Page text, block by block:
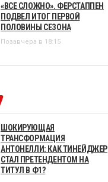
«ВСЕ СЛОЖНО». ФЕРСТАППЕН
ПОДВЕЛ ИТОГ ПЕРВОЙ
ПОЛОВИНЫ СЕЗОНА
Позавчера в 18:15
ШОКИРУЮЩАЯ
ТРАНСФОРМАЦИЯ
АНТОНЕЛЛИ: КАК ТИНЕЙДЖЕР
СТАЛ ПРЕТЕНДЕНТОМ НА
ТИТУЛ В Ф1?